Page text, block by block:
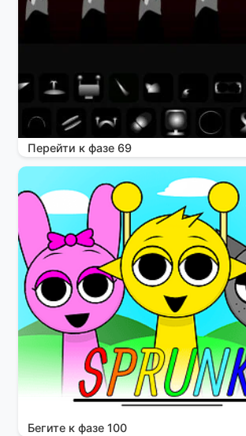
Перейти к фазе 69
Бегите к фазе 100